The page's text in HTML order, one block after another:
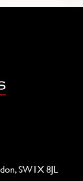
SW1X 8JL